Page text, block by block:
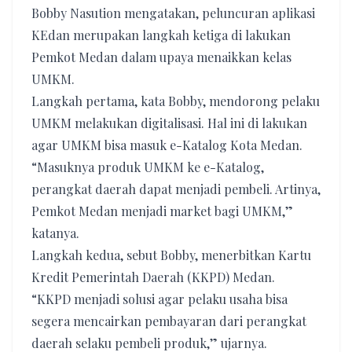
Bobby Nasution mengatakan, peluncuran aplikasi
KEdan merupakan langkah ketiga di lakukan
Pemkot Medan dalam upaya menaikkan kelas
UMKM.
Langkah pertama, kata Bobby, mendorong pelaku
UMKM melakukan digitalisasi. Hal ini di lakukan
agar UMKM bisa masuk e-Katalog Kota Medan.
“Masuknya produk UMKM ke e-Katalog,
perangkat daerah dapat menjadi pembeli. Artinya,
Pemkot Medan menjadi market bagi UMKM,”
katanya.
Langkah kedua, sebut Bobby, menerbitkan Kartu
Kredit Pemerintah Daerah (KKPD) Medan.
“KKPD menjadi solusi agar pelaku usaha bisa
segera mencairkan pembayaran dari perangkat
daerah selaku pembeli produk,” ujarnya.